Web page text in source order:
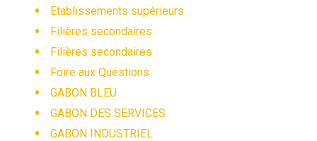
Etablissements supérieurs
Filières secondaires
Filières secondaires
Foire aux Questions
GABON BLEU
GABON DES SERVICES
GABON INDUSTRIEL